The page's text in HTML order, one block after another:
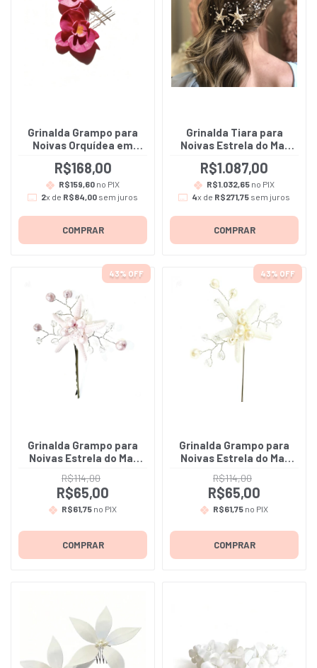
Grinalda Grampo para
Noivas Orquídea em
Unidade
R$168,00
R$159,60 no PIX
2x de R$84,00 sem juros
COMPRAR
Grinalda Tiara para
Noivas Estrela do Mar
Mare
R$1.087,00
R$1.032,65 no PIX
4x de R$271,75 sem juros
COMPRAR
43% OFF
Grinalda Grampo para
Noivas Estrela do Mar
Tailândia - A Unidade
R$114,00
R$65,00
R$61,75 no PIX
COMPRAR
43% OFF
Grinalda Grampo para
Noivas Estrela do Mar
Cancun - A Unidade
R$114,00
R$65,00
R$61,75 no PIX
COMPRAR